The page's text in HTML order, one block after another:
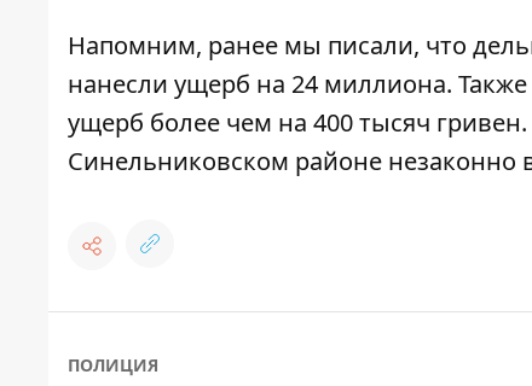
Напомним, ранее мы писали, что
нанесли ущерб на 24 миллиона.
ущерб более чем на 400 тысяч гривен
Синельниковском районе незаконно
ПОЛИЦИЯ